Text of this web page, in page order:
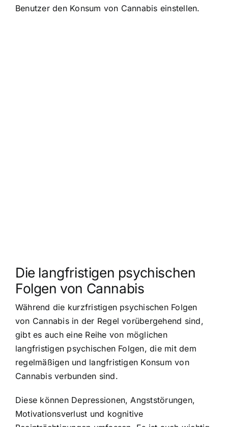
Benutzer den Konsum von Cannabis einstellen.
Die langfristigen psychischen
Folgen von Cannabis
Während die kurzfristigen psychischen Folgen
von Cannabis in der Regel vorübergehend sind,
gibt es auch eine Reihe von möglichen
langfristigen psychischen Folgen, die mit dem
regelmäßigen und langfristigen Konsum von
Cannabis verbunden sind.
Diese können Depressionen, Angststörungen,
Motivationsverlust und kognitive